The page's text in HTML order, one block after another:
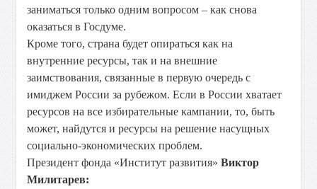
заниматься только одним вопросом – как снова
оказаться в Госдуме.
Кроме того, страна будет опираться как на
внутренние ресурсы, так и на внешние
заимствования, связанные в первую очередь с
имиджем России за рубежом. Если в России хватает
ресурсов на все избирательные кампании, то, быть
может, найдутся и ресурсы на решение насущных
социально-экономических проблем.
Президент фонда «Институт развития»Виктор
Милитарев: